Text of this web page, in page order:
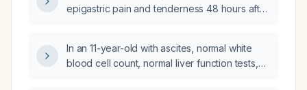
epigastric pain and tenderness 48 hours after
In an 11-year-old with ascites, normal white
blood cell count, normal liver function tests,